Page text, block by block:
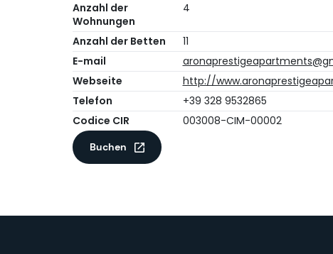
Anzahl der
Wohnungen
4
Anzahl der Betten
11
E-mail
Webseite
http://
Telefon
+39 328 9532865
Codice CIR
003008-CIM-00002
Buchen